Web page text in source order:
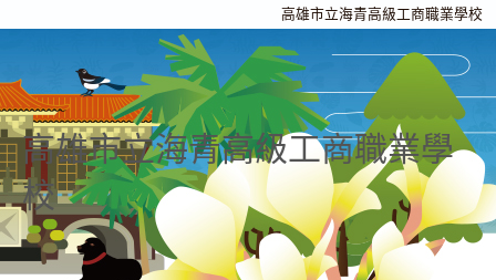
高雄市立海青高級工商職業學校
高雄市立海青高級工商職業學
校